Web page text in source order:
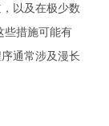
以及在极少数
些措施可能有
通常涉及漫长